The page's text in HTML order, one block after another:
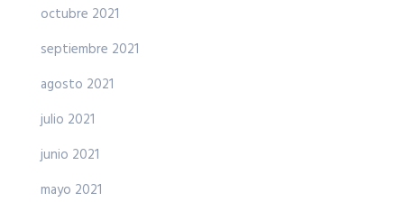
octubre 2021
septiembre 2021
agosto 2021
julio 2021
junio 2021
mayo 2021